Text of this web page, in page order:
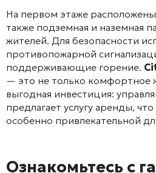
На первом этаже
также подземная и наземная
жителей. Для безопасности
противопожарной
поддерживающие горение.
— это не только комфортное
выгодная инвестиция:
предлагает услугу аренды,
особенно привлекательной
Ознакомьтесь с